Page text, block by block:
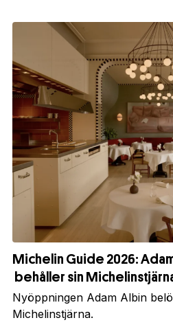
Michelin Guide 2026:
behåller sin
Nyöppningen Adam Albin
Michelinstjärna.